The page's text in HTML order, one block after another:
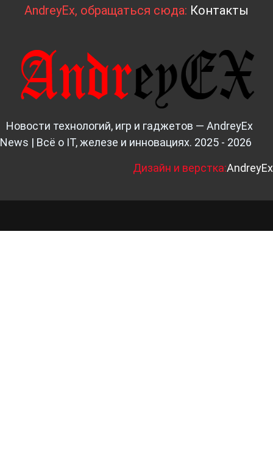
AndreyEx, обращаться сюда: Контакты
Новости технологий, игр и гаджетов — AndreyEx
News | Всё о IT, железе и инновациях. 2025 - 2026
Дизайн и верстка:AndreyEx